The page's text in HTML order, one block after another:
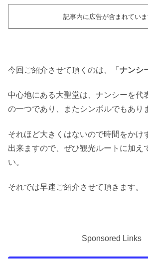
記事内に広告が含まれていま
今回ご紹介させて頂くのは、「 ナンシ
中心地にある大聖堂は、ナンシーを代
の一つであり、またシンボルでもあり
それほど大きくはないので時間をかけ
出来ますので、ぜひ観光ルートに加え
い。
それでは早速ご紹介させて頂きます。
Sponsored Links